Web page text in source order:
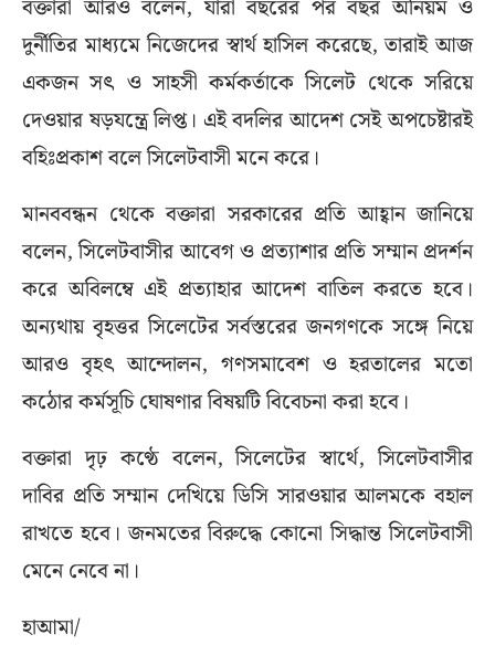
বক্তারা আরও বলেন, যারা বছরের পর বছর অনিয়ম ও
দুর্নীতির মাধ্যমে নিজেদের স্বার্থ হাসিল করেছে, তারাই আজ
একজন সৎ ও সাহসী কর্মকর্তাকে সিলেট থেকে সরিয়ে
দেওয়ার ষড়যন্ত্রে লিপ্ত। এই বদলির আদেশ সেই অপচেষ্টারই
বহিঃপ্রকাশ বলে সিলেটবাসী মনে করে।
মানববন্ধন থেকে বক্তারা সরকারের প্রতি আহ্বান জানিয়ে
বলেন, সিলেটবাসীর আবেগ ও প্রত্যাশার প্রতি সম্মান প্রদর্শন
করে অবিলম্বে এই প্রত্যাহার আদেশ বাতিল করতে হবে।
অন্যথায় বৃহত্তর সিলেটের সর্বস্তরের জনগণকে সঙ্গে নিয়ে
আরও বৃহৎ আন্দোলন, গণসমাবেশ ও হরতালের মতো
কঠোর কর্মসূচি ঘোষণার বিষয়টি বিবেচনা করা হবে।
বক্তারা দৃঢ় কণ্ঠে বলেন, সিলেটের স্বার্থে, সিলেটবাসীর
দাবির প্রতি সম্মান দেখিয়ে ডিসি সারওয়ার আলমকে বহাল
রাখতে হবে। জনমতের বিরুদ্ধে কোনো সিদ্ধান্ত সিলেটবাসী
মেনে নেবে না।
হাআমা/